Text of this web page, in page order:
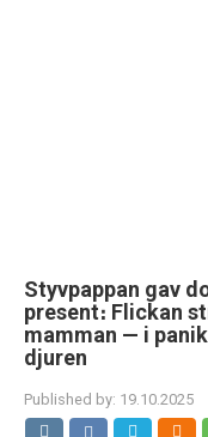
Styvpappan gav
present։ Flickan
mamman — i
djuren
Published by: 19.10.2025